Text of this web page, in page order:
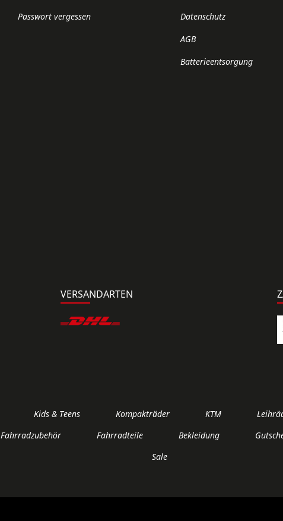
Passwort vergessen
Datenschutz
AGB
Batterieentsorgung
VERSANDARTEN
Kids & Teens Kompakträder KTM
Fahrradzubehör Fahrradteile Bekleidung
Sale